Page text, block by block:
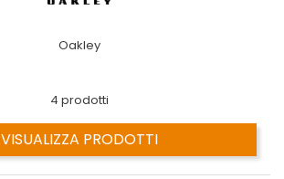
Oakley
4 prodotti
VISUALIZZA PRODOTTI